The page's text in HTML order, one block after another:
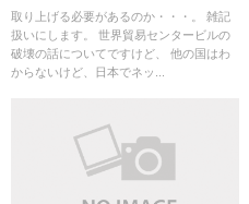
取り上げる必要があるのか・・・。 雑記
扱いにします。 世界貿易センタービルの
破壊の話についてですけど、 他の国はわ
からないけど、日本でネッ...